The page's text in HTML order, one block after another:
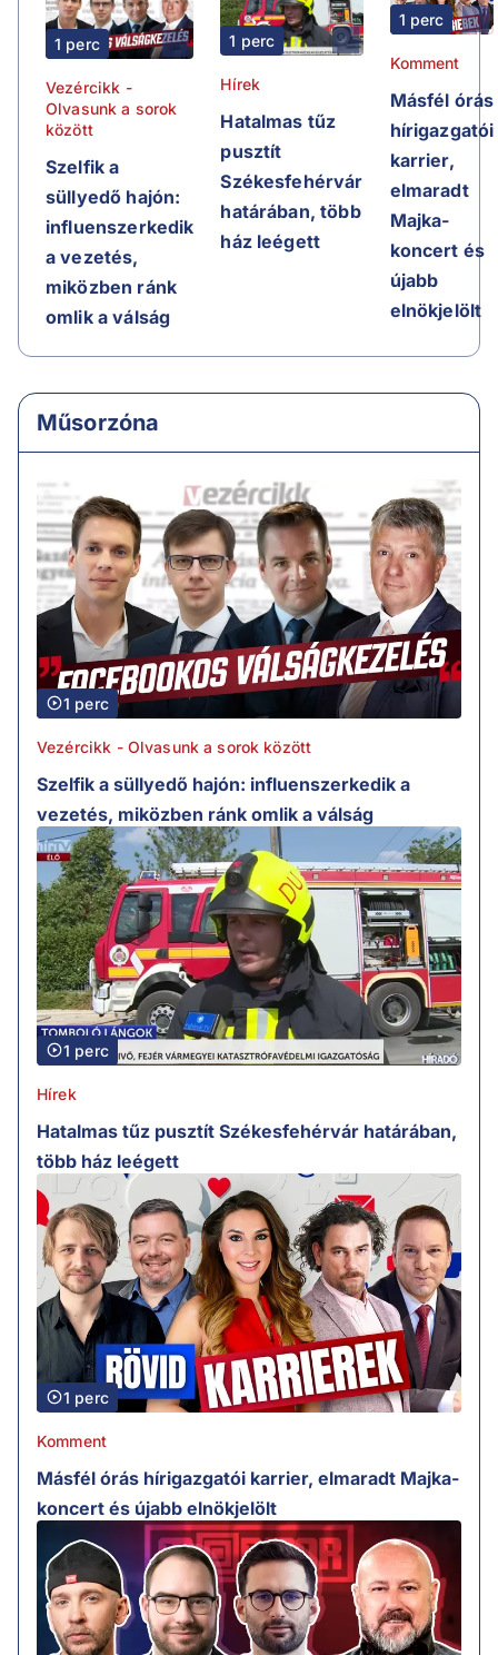
1 perc
Vezércikk -
Olvasunk a sorok
között
Szelfik a
süllyedő hajón:
influenszerkedik
a vezetés,
miközben ránk
omlik a válság
1 perc
Hírek
Hatalmas tűz
pusztít
Székesfehérvár
határában, több
ház leégett
1 perc
Komment
Másfél órás
hírigazgatói
karrier,
elmaradt
Majka-
koncert és
újabb
elnökjelölt
Műsorzóna
1 perc
Vezércikk - Olvasunk a sorok között
Szelfik a süllyedő hajón: influenszerkedik a
vezetés, miközben ránk omlik a válság
1 perc
Hírek
Hatalmas tűz pusztít Székesfehérvár határában,
több ház leégett
1 perc
Komment
Másfél órás hírigazgatói karrier, elmaradt Majka-
koncert és újabb elnökjelölt